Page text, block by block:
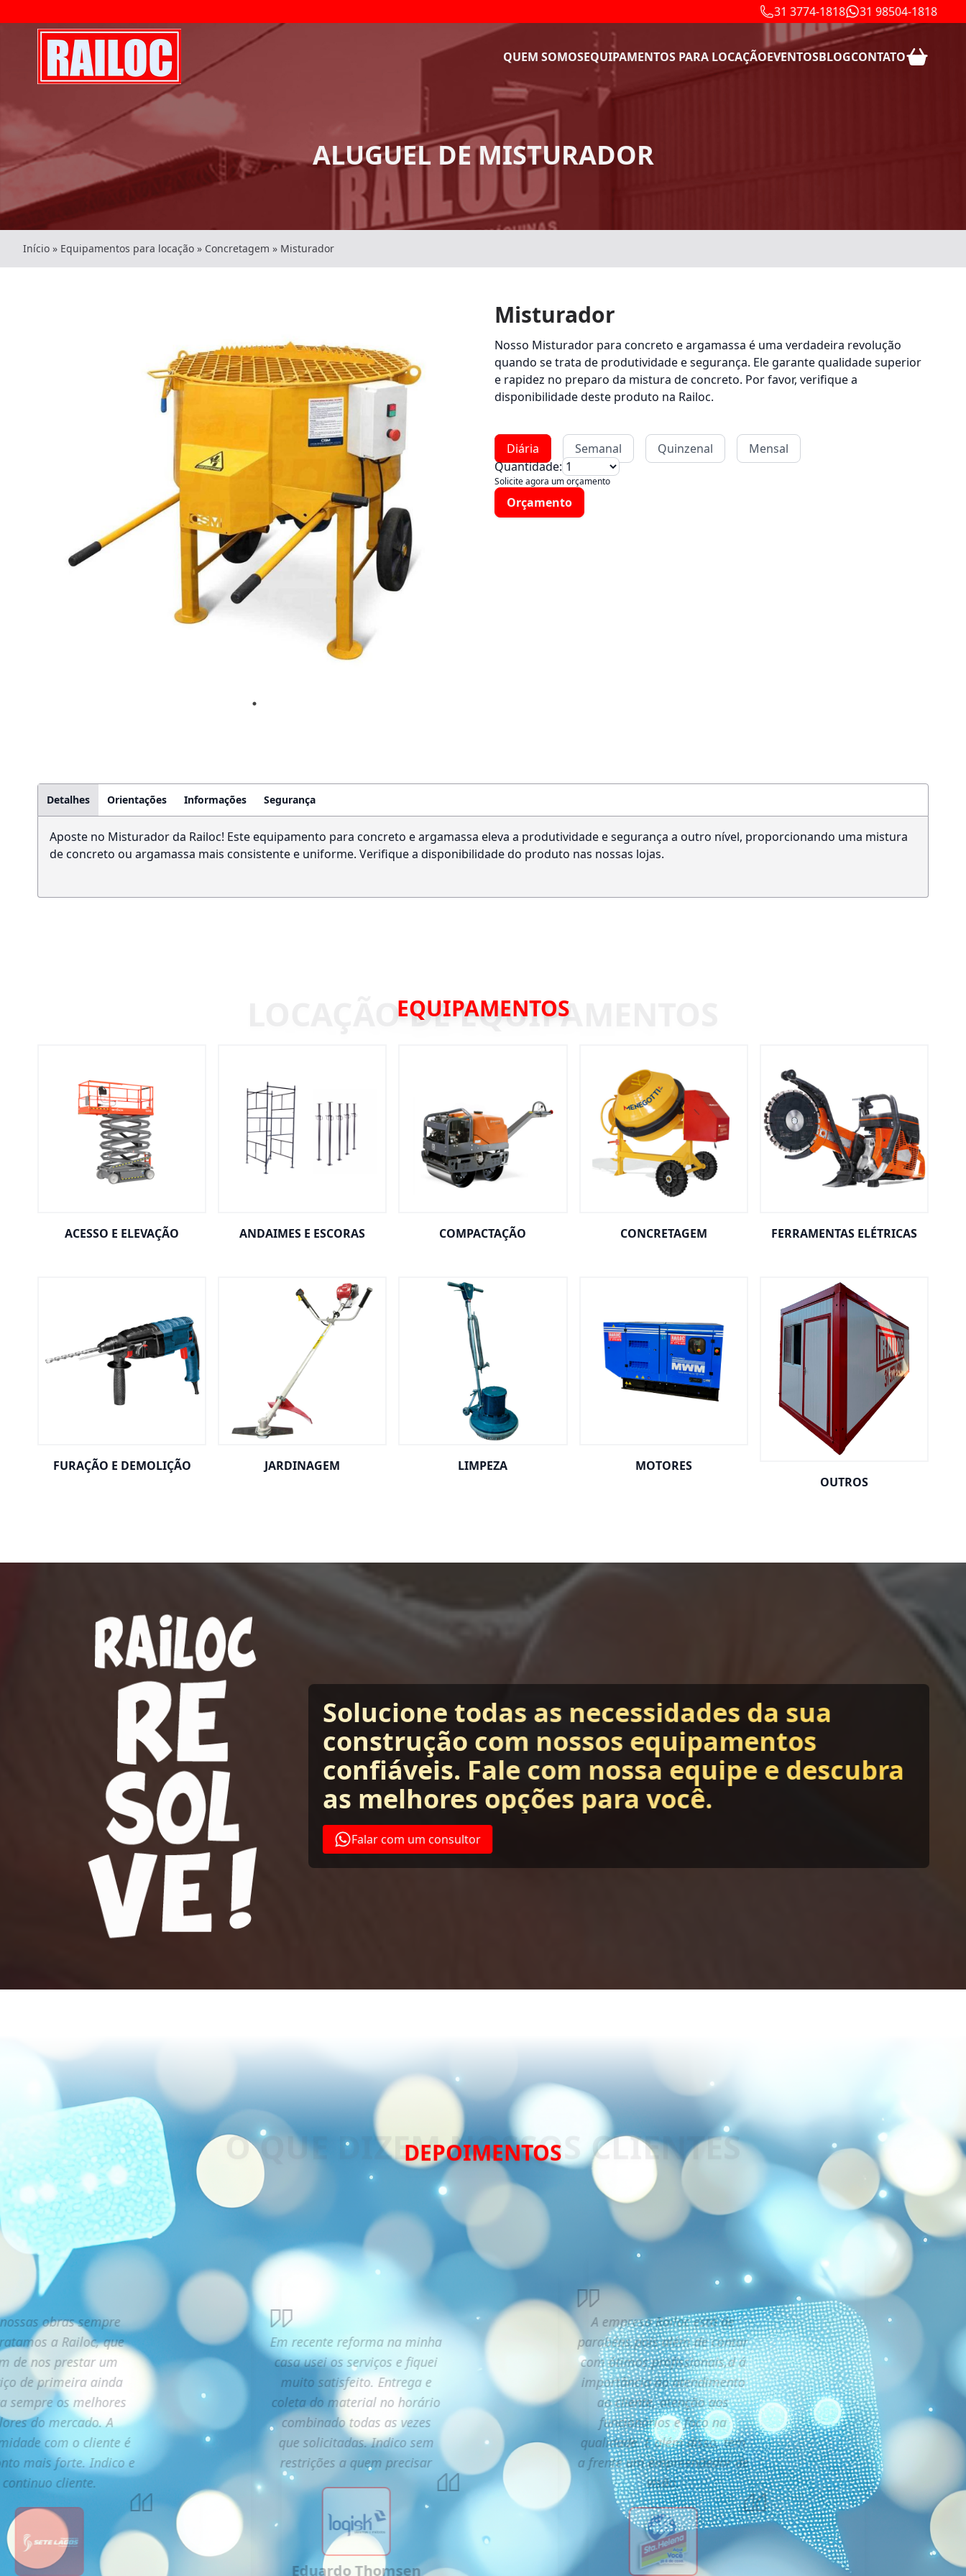
31 3774-1818 31 98504-1818
QUEM SOMOSEQUIPAMENTOS PARA LOCAÇÃOEVENTOSBLOGCONTATO
ALUGUEL DE MISTURADOR
Início » Equipamentos para locação » Concretagem » Misturador
Misturador
Nosso Misturador para concreto e argamassa é uma verdadeira revolução
quando se trata de produtividade e segurança. Ele garante qualidade superior
e rapidez no preparo da mistura de concreto. Por favor, verifique a
disponibilidade deste produto na Railoc.
Diária Semanal Quinzenal
Mensal
Quantidade:
Solicite agora um orçamento
Orçamento
Detalhes Orientações Informações Segurança
Aposte no Misturador da Railoc! Este equipamento para concreto e argamassa eleva a produtividade e segurança a outro nível, proporcionando uma mistura
de concreto ou argamassa mais consistente e uniforme. Verifique a disponibilidade do produto nas nossas lojas.
EQUIPAMENTOS
ACESSO E ELEVAÇÃO ANDAIMES E ESCORAS COMPACTAÇÃO CONCRETAGEM FERRAMENTAS ELÉTRICAS
FURAÇÃO E DEMOLIÇÃO JARDINAGEM LIMPEZA
MOTORES
OUTROS
Solucione todas as necessidades da sua
construção com nossos equipamentos
confiáveis. Fale com nossa equipe e descubra
as melhores opções para você.
Falar com um consultor
DEPOIMENTOS
obras sempre
a Railoc, que
de nos prestar um
de primeira ainda
sempre os melhores
do mercado. A
com o cliente é
mais forte. Indico e
continuo cliente.
Em recente reforma na minha
casa usei os serviços e fiquei
muito satisfeito. Entrega e
coleta do material no horário
combinado todas as vezes
que solicitadas. Indico sem
restrições a quem precisar
Eduardo Thomsen
A empresa Railoc está de
parabéns,pois além de contar
com ótimos profissionais,d á
importância ao atendimento
ao cliente, atenção aos
funcionários e foco na
qualidade. E além disso, tem
a frente um empreendedor de
visão.